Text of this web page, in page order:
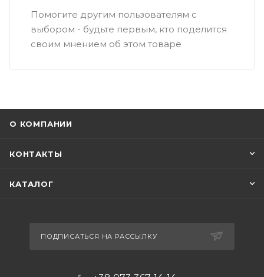
Помогите другим пользователям с
выбором - будьте первым, кто поделится
своим мнением об этом товаре
О КОМПАНИИ
КОНТАКТЫ
КАТАЛОГ
ПОДПИСАТЬСЯ НА РАССЫЛКУ